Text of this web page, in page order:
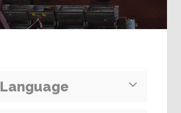
Language